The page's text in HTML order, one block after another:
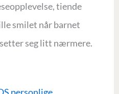
tiende
smilet når barnet
seg litt nærmere.